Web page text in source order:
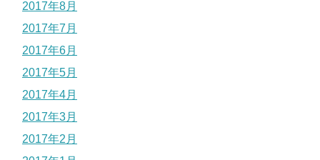
2017年8月
2017年7月
2017年6月
2017年5月
2017年4月
2017年3月
2017年2月